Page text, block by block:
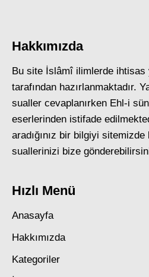
Hakkımızda
Bu site İslâmî ilimlerde ihtisas
tarafından hazırlanmaktadır.
sualler cevaplanırken Ehl-i
eserlerinden istifade
aradığınız bir bilgiyi
suallerinizi bize
Hızlı Menü
Anasayfa
Hakkımızda
Kategoriler